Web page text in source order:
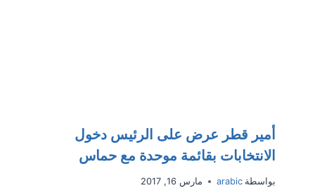
أمير قطر عرض على الرئيس دخول
الانتخابات بقائمة موحدة مع حماس
بواسطة arabic مارس 16, 2017